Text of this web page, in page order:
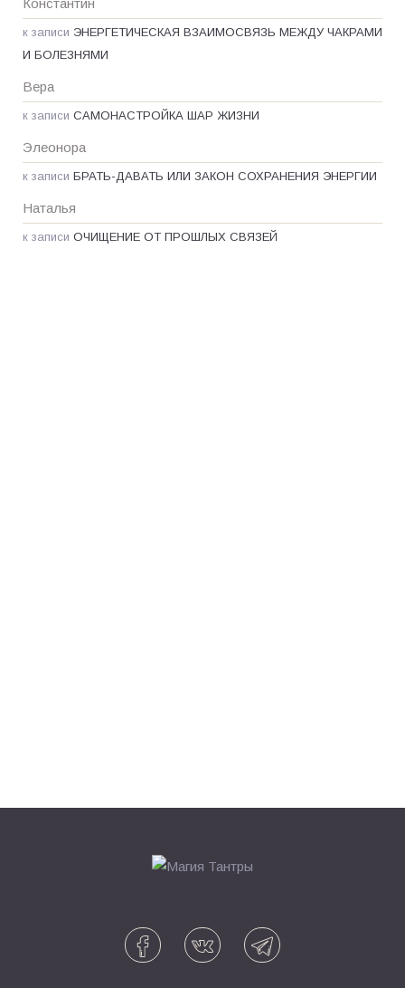
Константин
к записи ЭНЕРГЕТИЧЕСКАЯ ВЗАИМОСВЯЗЬ МЕЖДУ ЧАКРАМИ
И БОЛЕЗНЯМИ
Вера
к записи САМОНАСТРОЙКА ШАР ЖИЗНИ
Элеонора
к записи БРАТЬ-ДАВАТЬ ИЛИ ЗАКОН СОХРАНЕНИЯ ЭНЕРГИИ
Наталья
к записи ОЧИЩЕНИЕ ОТ ПРОШЛЫХ СВЯЗЕЙ